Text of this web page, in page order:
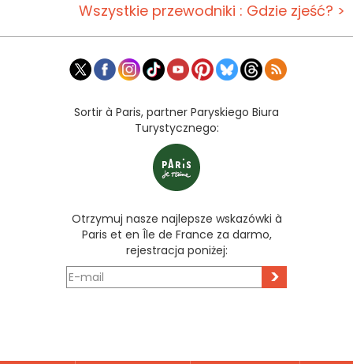
Wszystkie przewodniki : Gdzie zjeść? >
Sortir à Paris, partner Paryskiego Biura
Turystycznego:
Otrzymuj nasze najlepsze wskazówki à
Paris et en Île de France za darmo,
rejestracja poniżej:
>